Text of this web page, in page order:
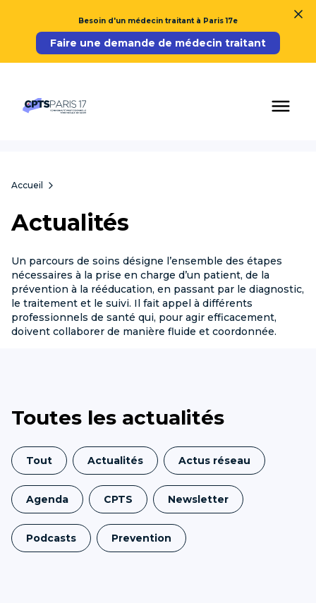
Besoin d'un médecin traitant à Paris 17e
Faire une demande de médecin traitant
Accueil
Actualités
Un parcours de soins désigne l’ensemble des étapes
nécessaires à la prise en charge d’un patient, de la
prévention à la rééducation, en passant par le diagnostic,
le traitement et le suivi. Il fait appel à différents
professionnels de santé qui, pour agir efficacement,
doivent collaborer de manière fluide et coordonnée.
Toutes les actualités
Tout Actualités Actus réseau
Agenda CPTS Newsletter
Podcasts Prevention